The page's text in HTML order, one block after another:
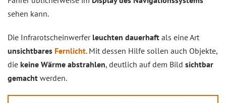
sehen kann.
Die Infrarotscheinwerfer leuchten dauerhaft als eine Art
unsichtbares Fernlicht. Mit dessen Hilfe sollen auch Objekte,
die keine Wärme abstrahlen, deutlich auf dem Bild sichtbar
gemacht werden.